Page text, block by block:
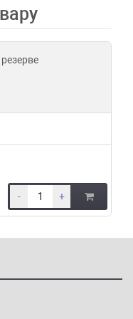
резерве
- +